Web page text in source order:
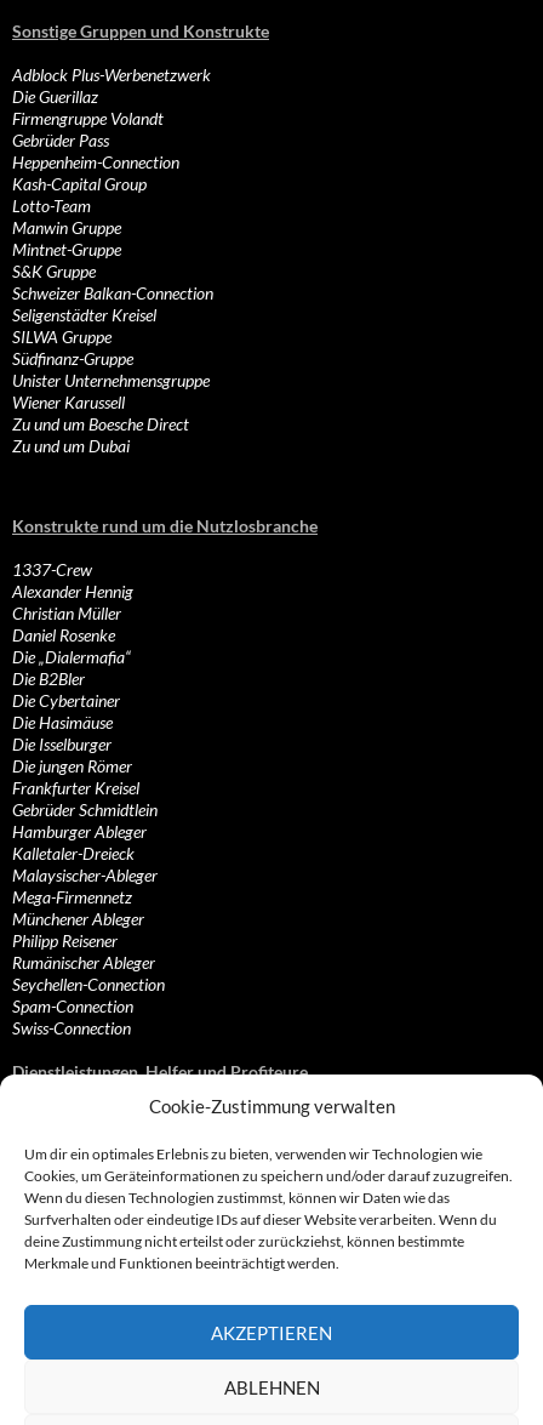
Cookie-Zustimmung verwalten
Um dir ein optimales Erlebnis zu bieten, verwenden wir Technologien wie
Cookies, um Geräteinformationen zu speichern und/oder darauf zuzugreifen.
Wenn du diesen Technologien zustimmst, können wir Daten wie das
Surfverhalten oder eindeutige IDs auf dieser Website verarbeiten. Wenn du
deine Zustimmung nicht erteilst oder zurückziehst, können bestimmte
Merkmale und Funktionen beeinträchtigt werden.
AKZEPTIEREN
ABLEHNEN
Sonstige Gruppen und Konstrukte
Adblock Plus-Werbenetzwerk
Die Guerillaz
Firmengruppe Volandt
Gebrüder Pass
Heppenheim-Connection
Kash-Capital Group
Lotto-Team
Manwin Gruppe
Mintnet-Gruppe
S&K Gruppe
Schweizer Balkan-Connection
Seligenstädter Kreisel
SILWA Gruppe
Südfinanz-Gruppe
Unister Unternehmensgruppe
Wiener Karussell
Zu und um Boesche Direct
Zu und um Dubai
Konstrukte rund um die Nutzlosbranche
1337-Crew
Alexander Hennig
Christian Müller
Daniel Rosenke
Die „Dialermafia“
Die B2Bler
Die Cybertainer
Die Hasimäuse
Die Isselburger
Die jungen Römer
Frankfurter Kreisel
Gebrüder Schmidtlein
Hamburger Ableger
Kalletaler-Dreieck
Malaysischer-Ableger
Mega-Firmennetz
Münchener Ableger
Philipp Reisener
Rumänischer Ableger
Seychellen-Connection
Spam-Connection
Swiss-Connection
Dienstleistungen, Helfer und Profiteure
Anonymisierungsdienste, VPN- und Web-Proxy…
Bezahlsysteme, Finanzdienstleister und…
Bürodienstleister, Firmengründer- und/oder…
Datenhändler, Adressbroker und zielgerichtetes…
Hosting, Routing, Provider, Domain-, Web- und…
Inkasso, Forderungsmanagement und eintreibende…
Spieleanbieter, Online- und Browsergames
Partnerprogramme, Vertriebskanäle- und…
Telekommunikationsdienstleister, Internet…
Vereine, Verbände, Vereinigungen und Lobbyisten
Web-Rotlichtbezirk, Erotik- und XXX-Anbieter
Sonstige Dienstleister, Profiteure und Kooperationen